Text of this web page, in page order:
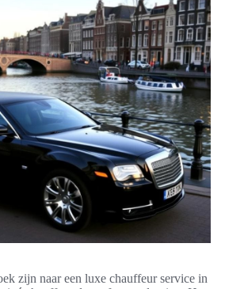
zijn naar een luxe chauffeur service in